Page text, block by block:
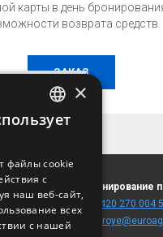
ЦЕНЫ!
только при
сайте!
карты в день
возврата средств.
ЗАКАЗ
Бронирование
+420 270 004
CZECH
RUSSIAN
×
файлы cookie
с
наш веб-сайт,
всех
с нашей